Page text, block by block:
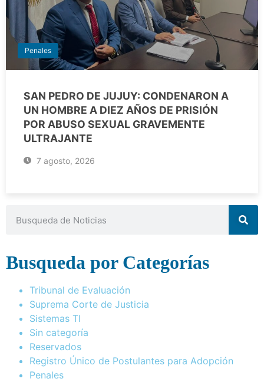
Penales
SAN PEDRO DE JUJUY: CONDENARON A
UN HOMBRE A DIEZ AÑOS DE PRISIÓN
POR ABUSO SEXUAL GRAVEMENTE
ULTRAJANTE
7 agosto, 2026
Busqueda por Categorías
Tribunal de Evaluación
Suprema Corte de Justicia
Sistemas TI
Sin categoría
Reservados
Registro Único de Postulantes para Adopción
Penales